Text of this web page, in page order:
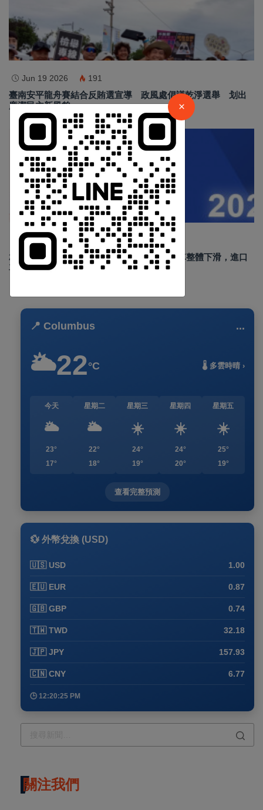
Jun 19 2026 191
臺南安平龍舟賽結合反賄選宣導 政風處倡議乾淨選舉 划出
廉潔民主新風貌
汽車新聞
Sep 02 2024 4926
2024年8月台灣新車掛牌數 29,403 輛，國產車整體下滑，進口
車款市占率超過5成
📍 Columbus ...
🌥️22°C 🌡️ 多雲時晴 ›
今天
🌥️
23°
17°
星期二
🌥️
22°
18°
星期三
☀️
24°
19°
星期四
☀️
24°
20°
星期五
☀️
25°
19°
查看完整預測
💱 外幣兌換 (USD)
🇺🇸 USD 1.00
🇪🇺 EUR 0.87
🇬🇧 GBP 0.74
🇹🇼 TWD 32.18
🇯🇵 JPY 157.93
🇨🇳 CNY 6.77
🕒 12:20:25 PM
關注我們
請加入LINE好友連結
中 華 超 傳 媒
Https://reurl.cc/adqW77
訂閱
×